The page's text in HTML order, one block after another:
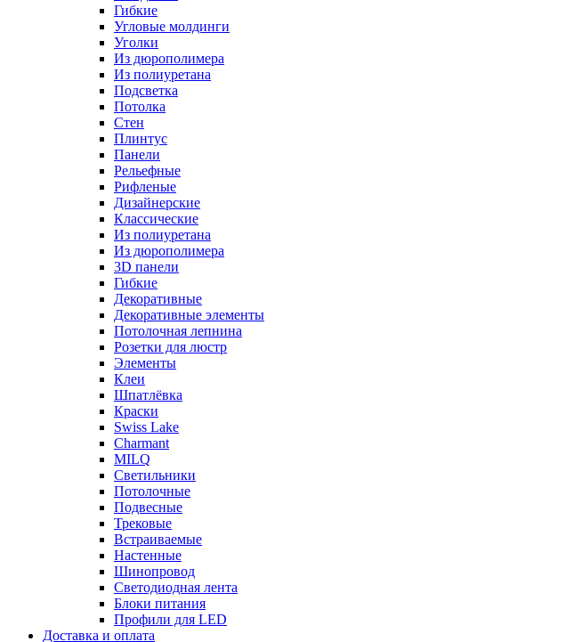
Гибкие
Угловые молдинги
Уголки
Из дюрополимера
Из полиуретана
Подсветка
Потолка
Стен
Плинтус
Панели
Рельефные
Рифленые
Дизайнерские
Классические
Из полиуретана
Из дюрополимера
3D панели
Гибкие
Декоративные
Декоративные элементы
Потолочная лепнина
Розетки для люстр
Элементы
Клеи
Шпатлёвка
Краски
Swiss Lake
Charmant
MILQ
Светильники
Потолочные
Подвесные
Трековые
Встраиваемые
Настенные
Шинопровод
Светодиодная лента
Блоки питания
Профили для LED
Доставка и оплата